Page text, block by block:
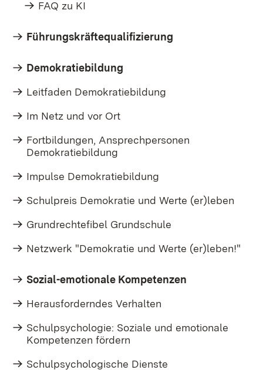
FAQ zu KI
Führungskräftequalifizierung
Demokratiebildung
Leitfaden Demokratiebildung
Im Netz und vor Ort
Fortbildungen, Ansprechpersonen
Demokratiebildung
Impulse Demokratiebildung
Schulpreis Demokratie und Werte (er)leben
Grundrechtefibel Grundschule
Netzwerk "Demokratie und Werte (er)leben!"
Sozial-emotionale Kompetenzen
Herausforderndes Verhalten
Schulpsychologie: Soziale und emotionale
Kompetenzen fördern
Schulpsychologische Dienste